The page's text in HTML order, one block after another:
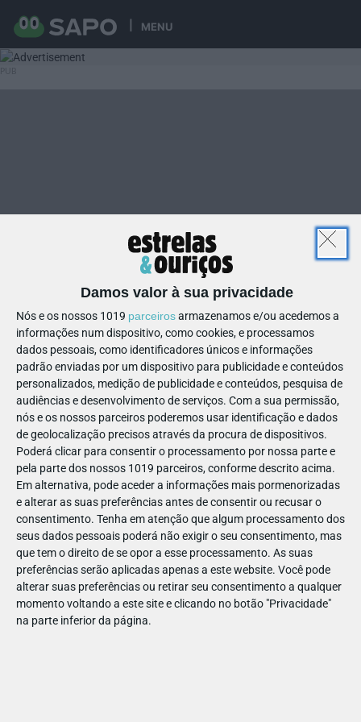
MENU
Damos valor à sua privacidade
Nós e os nossos 1019 parceirosarmazenamos e/ou acedemos a
informações num dispositivo, como cookies, e processamos
dados pessoais, como identificadores únicos e informações
padrão enviadas por um dispositivo para publicidade e conteúdos
personalizados, medição de publicidade e conteúdos, pesquisa de
audiências e desenvolvimento de serviços. Com a sua permissão,
nós e os nossos parceiros poderemos usar identificação e dados
de geolocalização precisos através da procura de dispositivos.
Poderá clicar para consentir o processamento por nossa parte e
pela parte dos nossos 1019 parceiros, conforme descrito acima.
Em alternativa, pode aceder a informações mais pormenorizadas
e alterar as suas preferências antes de consentir ou recusar o
consentimento. Tenha em atenção que algum processamento dos
seus dados pessoais poderá não exigir o seu consentimento, mas
que tem o direito de se opor a esse processamento. As suas
preferências serão aplicadas apenas a este website. Você pode
alterar suas preferências ou retirar seu consentimento a qualquer
momento voltando a este site e clicando no botão "Privacidade"
na parte inferior da página.
11
1225591405327066